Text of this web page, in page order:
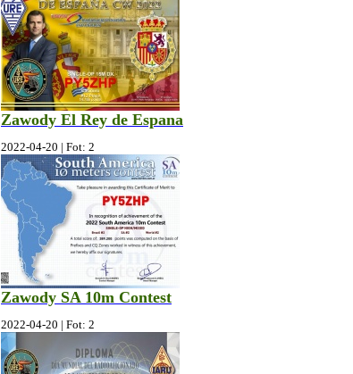
Zawody El Rey de Espana
2022-04-20 | Fot: 2
Zawody SA 10m Contest
2022-04-20 | Fot: 2